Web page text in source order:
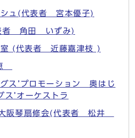
ュ(代表者 宮本優子)
角田 いずみ)
(代表者 近藤嘉津枝 )
ス’プロモーション 奥はじ
ス’オーケストラ
琴扇修会(代表者 松井